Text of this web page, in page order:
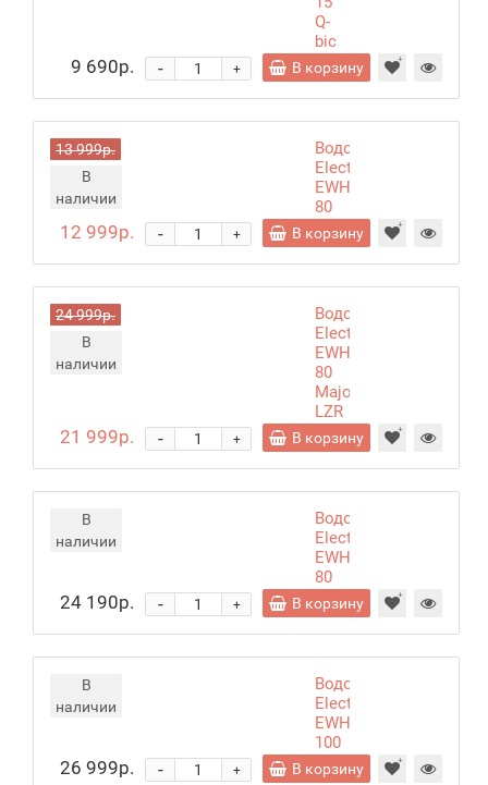
Q-
bic
U
9 690р. +
- В корзину
13 999р.
В
наличии
Водонагреватель
Electrolux
EWH
80
DRYver
12 999р. +
- В корзину
24 999р.
В
наличии
Водонагреватель
Electrolux
EWH
80
Major
LZR
H
21 999р. +
- В корзину
В
наличии
Водонагреватель
Electrolux
EWH
80
Citadel
24 190р. +
- В корзину
В
наличии
Водонагреватель
Electrolux
EWH
100
AXIOmatic
26 999р. +
- В корзину